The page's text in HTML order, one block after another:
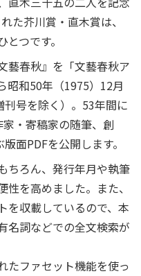
た芥川賞・直木賞は、
つです。
藝春秋』を「文藝春秋ア
昭和50年（1975）12月
号を除く）。53年間に
・寄稿家の随筆、創
面PDFを公開します。
ちろん、発行年月や執筆
を高めました。また、
を収載しているので、本
名詞などでの全文検索が
たファセット機能を使っ